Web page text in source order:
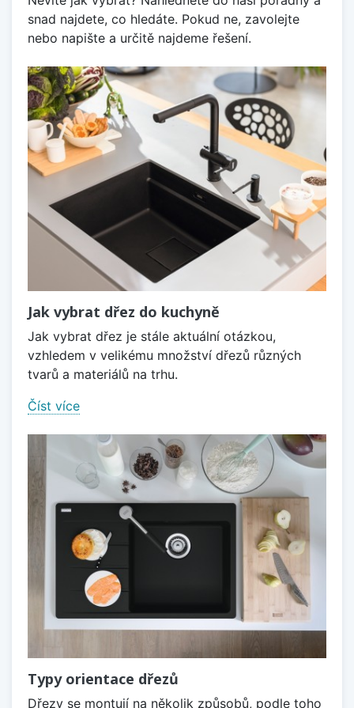
snad najdete, co hledáte. Pokud ne, zavolejte
nebo napište a určitě najdeme řešení.
Jak vybrat dřez do kuchyně
Jak vybrat dřez je stále aktuální otázkou,
vzhledem v velikému množství dřezů různých
tvarů a materiálů na trhu.
Číst více
Typy orientace dřezů
Dřezy se montují na několik způsobů, podle toho